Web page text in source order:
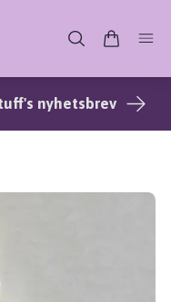
nyhetsbrev